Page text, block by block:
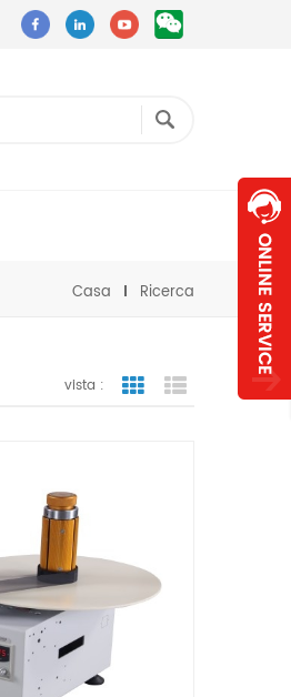
Casa Ricerca
vista : vista a griglia